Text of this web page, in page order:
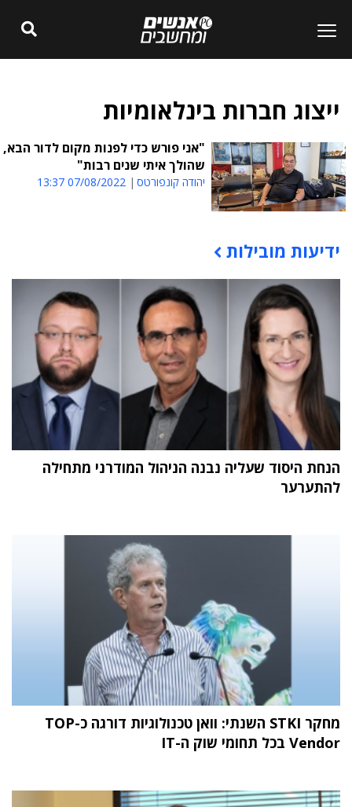
ייצוג חברות בינלאומיות
"אני פורש כדי לפנות מקום לדור הבא,
שהולך איתי שנים רבות"
יהודה קונפורטס 07/08/2022 13:37
תוכן פרסומי
ידיעות מובילות
הנחת היסוד שעליה נבנה הניהול המודרני מתחילה
להתערער
מחקר STKI השנתי: וואן טכנולוגיות דורגה כ-TOP
Vendor בכל תחומי שוק ה-IT